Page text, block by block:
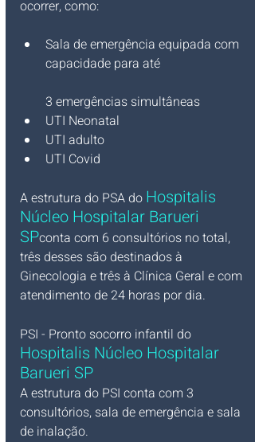
ocorrer, como:
Sala de emergência equipada com
capacidade para até
3 emergências simultâneas
UTI Neonatal
UTI adulto
UTI Covid
A estrutura do PSA do Hospitalis
Núcleo Hospitalar Barueri
SPconta com 6 consultórios no total,
três desses são destinados à
Ginecologia e três à Clínica Geral e com
atendimento de 24 horas por dia.
PSI - Pronto socorro infantil do
Hospitalis Núcleo Hospitalar
Barueri SP
A estrutura do PSI conta com 3
consultórios, sala de emergência e sala
de inalação.